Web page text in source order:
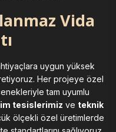
Vida
uygun yüksek
Her projeye özel
tam uyumlu
tesislerimiz ve teknik
ölçekli özel üretimlerde